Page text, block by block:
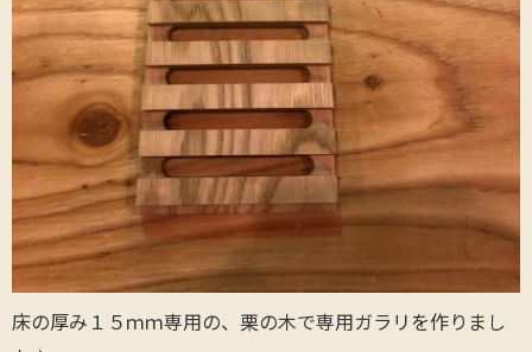
床の厚み１５ｍｍ専用の、栗の木で専用ガラリを作りまし